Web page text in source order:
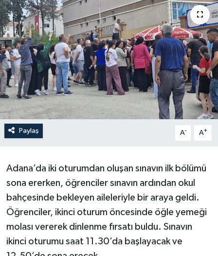
Paylaş A- A+
Adana’da iki oturumdan oluşan sınavın ilk bölümü
sona ererken, öğrenciler sınavın ardından okul
bahçesinde bekleyen aileleriyle bir araya geldi.
Öğrenciler, ikinci oturum öncesinde öğle yemeği
molası vererek dinlenme fırsatı buldu. Sınavın
ikinci oturumu saat 11.30’da başlayacak ve